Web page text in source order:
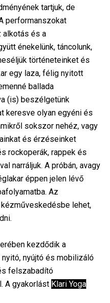
tartjuk, de
performanszokat
alkotás és a
énekelünk, táncolunk,
történeteinket és
egy laza, félig nyitott
ballada
(is) beszélgetünk
keresve olyan egyéni és
sokszor nehéz, vagy
és érzéseinket
rockoperák, rappek és
narráljuk. A próbán, avagy
éppen jelen lévő
Az
lehet,
kezdődik a
nyújtó és mobilizáló
felszabadító
A gyakorlást Klari Yoga